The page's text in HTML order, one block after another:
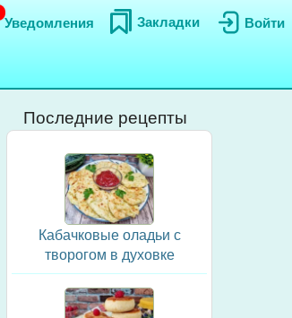
Войти
Закладки
Уведомления
Последние рецепты
Кабачковые оладьи с
творогом в духовке